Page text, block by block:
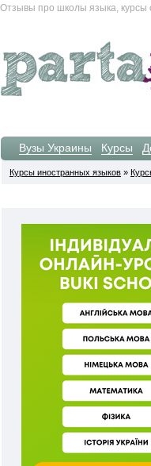
Отзывы про школы языка, курсы
Вузы Украины Курсы
Курсы иностранных языков »